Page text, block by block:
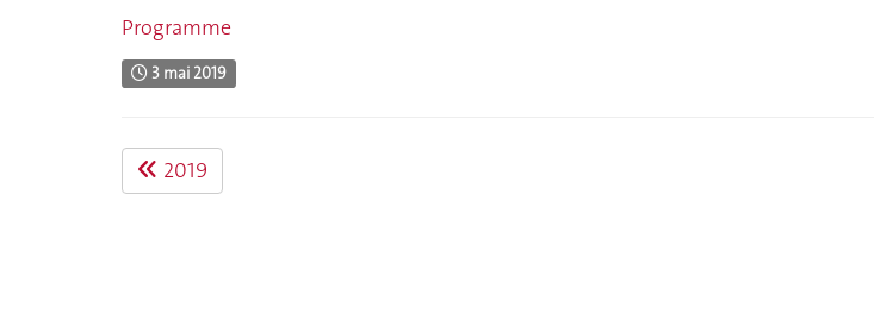
Programme
3 mai 2019
2019